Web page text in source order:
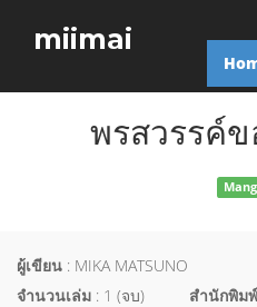
miimai
พรสวรรค์
ผู้เขียน : MIKA MATSUNO
จำนวนเล่ม : 1 (จบ) สำนักพิมพ์